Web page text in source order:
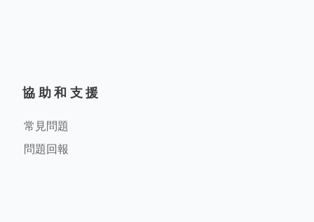
協助和支援
常見問題
問題回報